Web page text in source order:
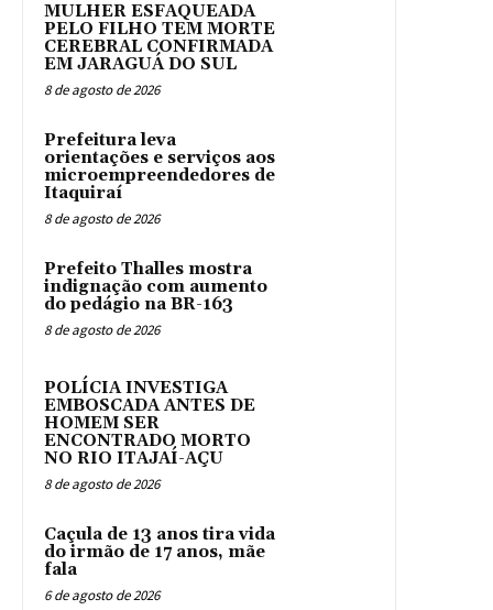
MULHER ESFAQUEADA
PELO FILHO TEM MORTE
CEREBRAL CONFIRMADA
EM JARAGUÁ DO SUL
8 de agosto de 2026
Prefeitura leva
orientações e serviços aos
microempreendedores de
Itaquiraí
8 de agosto de 2026
Prefeito Thalles mostra
indignação com aumento
do pedágio na BR-163
8 de agosto de 2026
POLÍCIA INVESTIGA
EMBOSCADA ANTES DE
HOMEM SER
ENCONTRADO MORTO
NO RIO ITAJAÍ-AÇU
8 de agosto de 2026
Caçula de 13 anos tira vida
do irmão de 17 anos, mãe
fala
6 de agosto de 2026